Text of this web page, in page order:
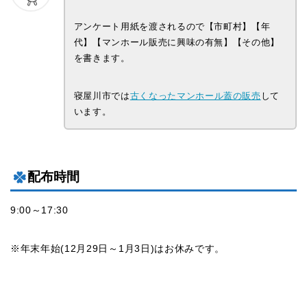
アンケート用紙を渡されるので【市町村】【年
代】【マンホール販売に興味の有無】【その他】
を書きます。
寝屋川市では古くなったマンホール蓋の販売 して
います。
配布時間
9:00～17:30
※年末年始(12月29日～1月3日)はお休みです。